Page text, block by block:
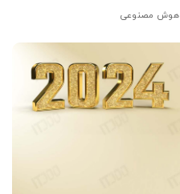
هوش مصنوعی